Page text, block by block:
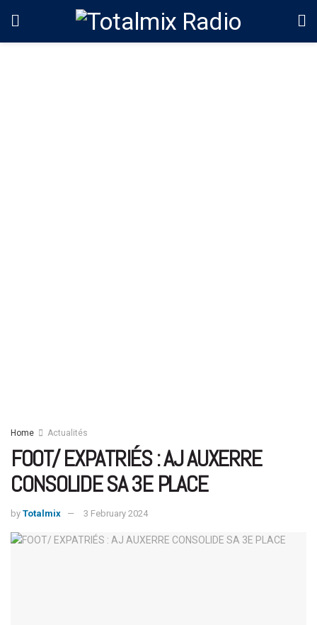
Home Actualités
FOOT/ EXPATRIÉS : AJ AUXERRE
CONSOLIDE SA 3E PLACE
by Totalmix 3 February 2024